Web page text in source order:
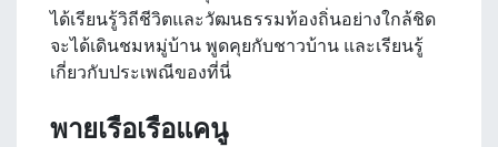
ได้เรียนรู้วิถีชีวิตและวัฒนธรรมท้องถิ่นอย่างใกล้ชิด
จะได้เดินชมหมู่บ้าน พูดคุยกับชาวบ้าน และเรียนรู้
เกี่ยวกับประเพณีของที่นี่
พายเรือเรือแคนู